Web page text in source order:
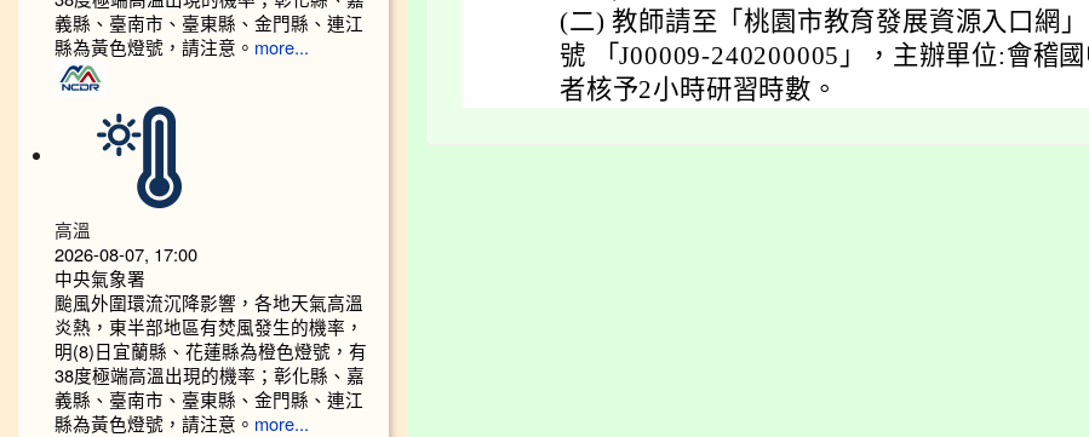
(二) 教師請至「桃園市教育發展資源入口網」
號 「J00009-240200005」，主辦單位:會稽國
者核予2小時研習時數。
義縣、臺南市、臺東縣、金門縣、連江
縣為黃色燈號，請注意。 more...
高溫
2026-08-07, 17:00
中央氣象署
颱風外圍環流沉降影響，各地天氣高溫
炎熱，東半部地區有焚風發生的機率，
明(8)日宜蘭縣、花蓮縣為橙色燈號，有
38度極端高溫出現的機率；彰化縣、嘉
義縣、臺南市、臺東縣、金門縣、連江
縣為黃色燈號，請注意。 more...